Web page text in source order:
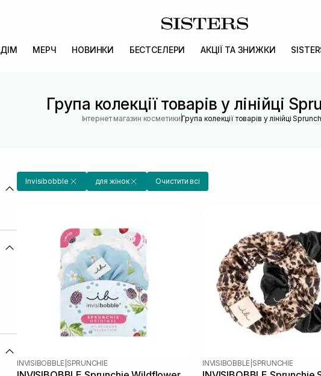
ДІМ МЕРЧ НОВИНКИ БЕСТСЕЛЕРИ АКЦІЇ ТА ЗНИЖКИ
Група колекції товарів у лінійці
Інтернет магазин косметики |Група колекції товарів у лінійці
Invisibobble для жінок Очистити всі
INVISIBOBBLE SPRUNCHIE INVISIBOBBLE SPRUNCHIE